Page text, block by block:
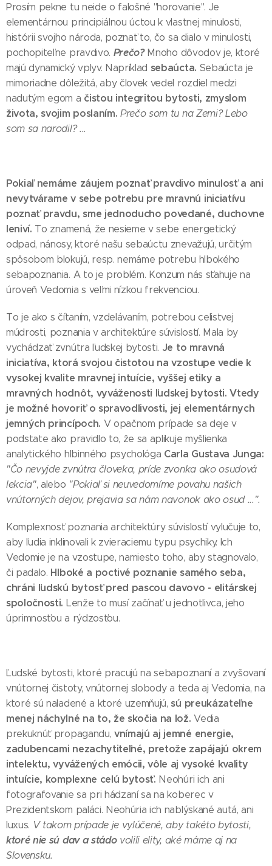
Prosím pekne tu neide o falošné "horovanie". Je
elementárnou principiálnou úctou k vlastnej minulosti,
histórii svojho národa, poznať to, čo sa dialo v minulosti,
pochopiteľne pravdivo. Prečo? Mnoho dôvodov je, ktoré
majú dynamický vplyv. Napríklad sebaúcta. Sebaúcta je
mimoriadne dôležitá, aby človek vedel rozdiel medzi
nadutým egom a čistou integritou bytosti, zmyslom
života, svojim poslaním. Prečo som tu na Zemi? Lebo
som sa narodil? ...
Pokiaľ nemáme záujem poznať pravdivo minulosť a ani
nevytvárame v sebe potrebu pre mravnú iniciatívu
poznať pravdu, sme jednoducho povedané, duchovne
leniví. To znamená, že nesieme v sebe energetický
odpad, nánosy, ktoré našu sebaúctu znevažujú, určitým
spôsobom blokujú, resp. nemáme potrebu hlbokého
sebapoznania. A to je problém. Konzum nás sťahuje na
úroveň Vedomia s veľmi nízkou frekvenciou.
To je ako s čítaním, vzdelávaním, potrebou celistvej
múdrosti, poznania v architektúre súvislostí. Mala by
vychádzať zvnútra ľudskej bytosti. Je to mravná
iniciatíva, ktorá svojou čistotou na vzostupe vedie k
vysokej kvalite mravnej intuície, vyššej etiky a
mravných hodnôt, vyváženosti ľudskej bytosti. Vtedy
je možné hovoriť o spravodlivosti, jej elementárnych
jemných princípoch. V opačnom prípade sa deje v
podstate ako pravidlo to, že sa aplikuje myšlienka
analytického hlbinného psychológa Carla Gustava Junga:
"Čo nevyjde zvnútra človeka, príde zvonka ako osudová
lekcia", alebo "Pokiaľ si neuvedomíme povahu našich
vnútorných dejov, prejavia sa nám navonok ako osud ...".
Komplexnosť poznania architektúry súvislostí vylučuje to,
aby ľudia inklinovali k zvieraciemu typu psychiky. Ich
Vedomie je na vzostupe, namiesto toho, aby stagnovalo,
či padalo. Hlboké a poctivé poznanie samého seba,
chráni ľudskú bytosť pred pascou davovo - elitárskej
spoločnosti. Lenže to musí začínať u jednotlivca, jeho
úprimnosťou a rýdzosťou.
Ľudské bytosti, ktoré pracujú na sebapoznaní a zvyšovaní
vnútornej čistoty, vnútornej slobody a teda aj Vedomia, na
ktoré sú naladené a ktoré uzemňujú,sú preukázateľne
menej náchylné na to, že skočia na lož. Vedia
prekuknúť propagandu, vnímajú aj jemné energie,
zadubencami nezachytiteľné, pretože zapájajú okrem
intelektu, vyvážených emócii, vôle aj vysoké kvality
intuície, komplexne celú bytosť. Neohúri ich ani
fotografovanie sa pri hádzaní sa na koberec v
Prezidentskom paláci. Neohúria ich nablýskané autá, ani
luxus. V takom prípade je vylúčené, aby takéto bytosti,
ktoré nie sú dav a stádo volili elity, aké máme aj na
Slovensku.